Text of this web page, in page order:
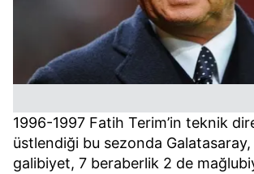
ilgili mevzuata uygun olarak kullanılan
almak için lütfentıklayınız
1996-1997 Fatih Terim’in teknik
üstlendiği bu sezonda
galibiyet, 7 beraberlik 2 de